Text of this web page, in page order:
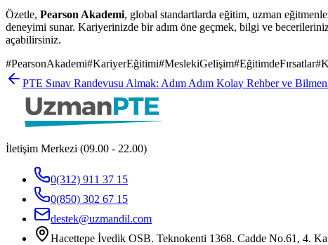
Özetle, Pearson Akademi, global standartlarda eğitim, uzman
deneyimi sunar. Kariyerinizde bir adım öne geçmek, bilgi ve
açabilirsiniz.
#PearsonAkademi#KariyerEğitimi#MeslekiGelişim#EğitimdeFırsatlar#
PTE Sınav Randevusu Almak: Adım Adım Kolay Rehber ve
İletişim Merkezi (09.00 - 22.00)
0(312) 911 37 15
0(850) 302 67 15
destek@uzmandil.com
Hacettepe İvedik OSB. Teknokenti 1368. Cadde No.61, 4.